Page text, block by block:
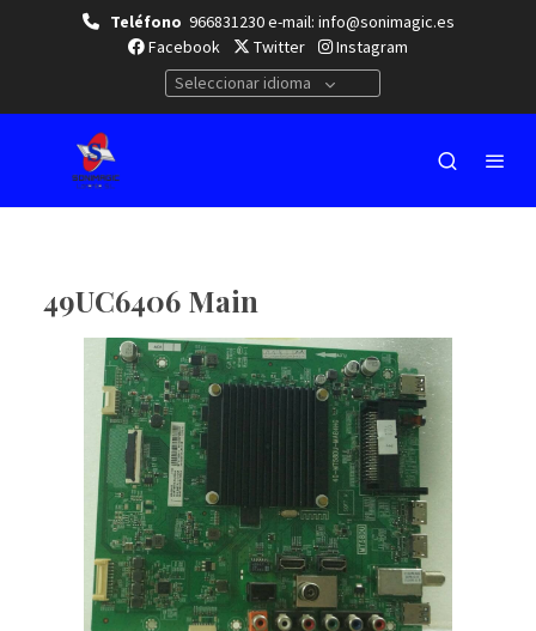
Teléfono 966831230 e-mail: info@sonimagic.es
Facebook
Twitter
Instagram
Seleccionar idioma
49UC6406 Main